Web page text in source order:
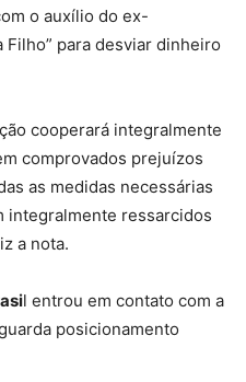
o auxílio do ex-
Filho” para desviar dinheiro
cooperará integralmente
comprovados prejuízos
as medidas necessárias
integralmente ressarcidos
a nota.
l entrou em contato com a
posicionamento